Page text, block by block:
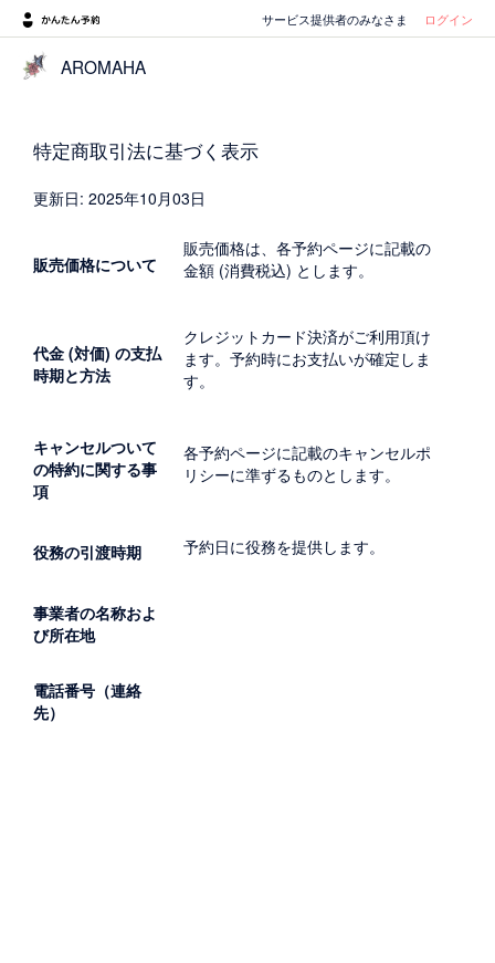
サービス提供者のみなさま ログイン
AROMAHA
特定商取引法に基づく表示
更新日: 2025年10月03日
販売価格について
販売価格は、各予約ページに記載の
金額 (消費税込) とします。
代金 (対価) の支払
時期と方法
クレジットカード決済がご利用頂け
ます。予約時にお支払いが確定しま
す。
キャンセルついて
の特約に関する事
項
各予約ページに記載のキャンセルポ
リシーに準ずるものとします。
役務の引渡時期 予約日に役務を提供します。
事業者の名称およ
び所在地
電話番号（連絡
先）